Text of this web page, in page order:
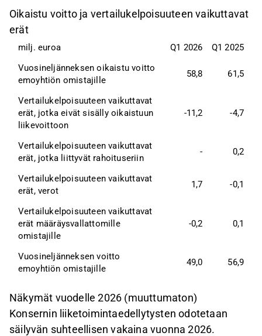
Oikaistu voitto ja vertailukelpoisuuteen vaikuttavat
erät
milj. euroa Q1 2026
Q1 2025
Vuosineljänneksen oikaistu voitto
emoyhtiön omistajille
58,8 61,5
Vertailukelpoisuuteen vaikuttavat
erät, jotka eivät sisälly oikaistuun
liikevoittoon
-11,2 -4,7
Vertailukelpoisuuteen vaikuttavat
erät, jotka liittyvät rahoituseriin
- 0,2
Vertailukelpoisuuteen vaikuttavat
erät, verot
1,7 -0,1
Vertailukelpoisuuteen vaikuttavat
erät määräysvallattomille
omistajille
-0,2 0,1
Vuosineljänneksen voitto
emoyhtiön omistajille
49,0 56,9
Näkymät vuodelle 2026 (muuttumaton)
Konsernin liiketoimintaedellytysten odotetaan
säilyvän suhteellisen vakaina vuonna 2026.